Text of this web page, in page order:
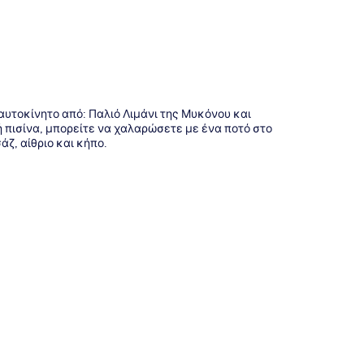
από: Παλιό Λιμάνι της Μυκόνου και
μπορείτε να χαλαρώσετε με ένα ποτό στο
αίθριο και κήπο.